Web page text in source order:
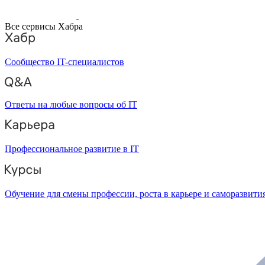
Все сервисы Хабра
Сообщество IT-специалистов
Ответы на любые вопросы об IT
Профессиональное развитие в IT
Обучение для смены профессии, роста в карьере и